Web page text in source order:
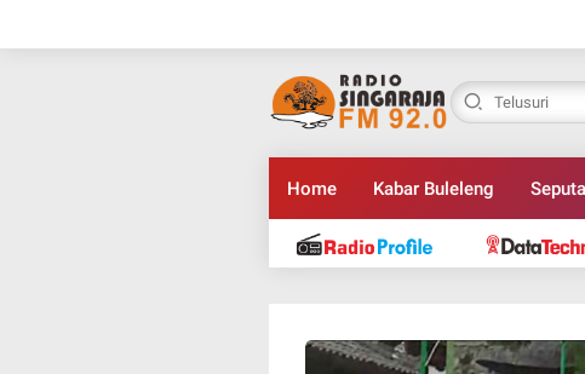
Home Kabar Buleleng